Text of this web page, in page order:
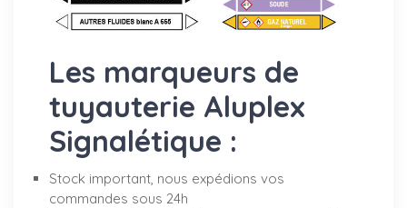
Les marqueurs de
tuyauterie Aluplex
Signalétique :
Stock important, nous expédions vos
commandes sous 24h